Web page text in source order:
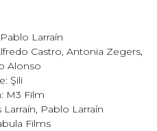
Larraín
Castro, Antonia Zegers,
Alonso
Şili
M3 Film
Larraín, Pablo Larraín
Films